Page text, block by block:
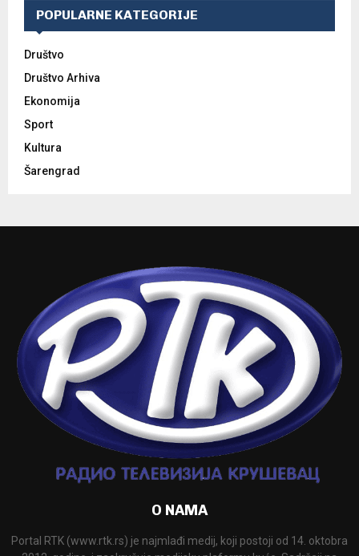
POPULARNE KATEGORIJE
Društvo
Društvo Arhiva
Ekonomija
Sport
Kultura
Šarengrad
O NAMA
Portal RTK (www.rtk.rs) je najmlađi medij, koji postoji od 14. oktobra